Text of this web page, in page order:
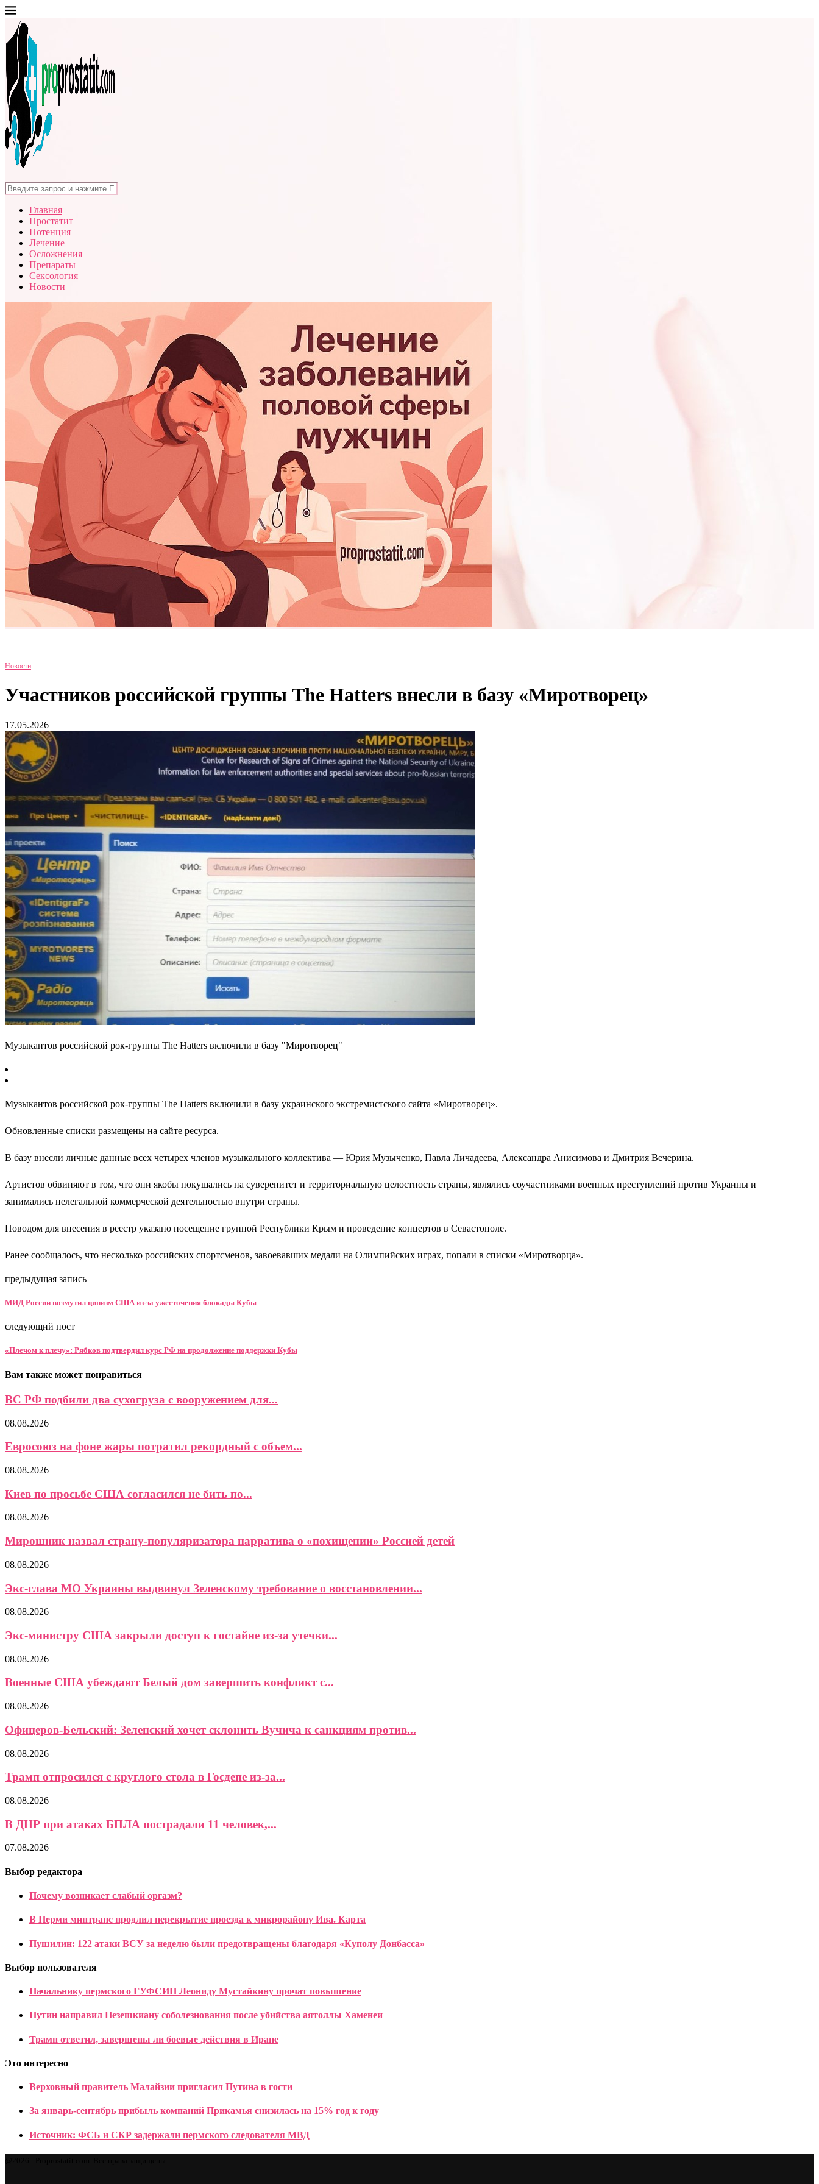
Главная
Простатит
Потенция
Лечение
Осложнения
Препараты
Сексология
Новости
Новости
Участников российской группы The Hatters внесли в базу «Миротворец»
17.05.2026
Музыкантов российской рок-группы The Hatters включили в базу "Миротворец"
Музыкантов российской рок-группы The Hatters включили в базу украинского экстремистского сайта «Миротворец».
Обновленные списки размещены на сайте ресурса.
В базу внесли личные данные всех четырех членов музыкального коллектива — Юрия Музыченко, Павла Личадеева, Александра Анисимова и Дмитрия Вечерина.
Артистов обвиняют в том, что они якобы покушались на суверенитет и территориальную целостность страны, являлись соучастниками военных преступлений против Украины и
занимались нелегальной коммерческой деятельностью внутри страны.
Поводом для внесения в реестр указано посещение группой Республики Крым и проведение концертов в Севастополе.
Ранее сообщалось, что несколько российских спортсменов, завоевавших медали на Олимпийских играх, попали в списки «Миротворца».
предыдущая запись
МИД России возмутил цинизм США из-за ужесточения блокады Кубы
следующий пост
«Плечом к плечу»: Рябков подтвердил курс РФ на продолжение поддержки Кубы
Вам также может понравиться
ВС РФ подбили два сухогруза с вооружением для...
08.08.2026
Евросоюз на фоне жары потратил рекордный с объем...
08.08.2026
Киев по просьбе США согласился не бить по...
08.08.2026
Мирошник назвал страну-популяризатора нарратива о «похищении» Россией детей
08.08.2026
Экс-глава МО Украины выдвинул Зеленскому требование о восстановлении...
08.08.2026
Экс-министру США закрыли доступ к гостайне из-за утечки...
08.08.2026
Военные США убеждают Белый дом завершить конфликт с...
08.08.2026
Офицеров-Бельский: Зеленский хочет склонить Вучича к санкциям против...
08.08.2026
Трамп отпросился с круглого стола в Госдепе из-за...
08.08.2026
В ДНР при атаках БПЛА пострадали 11 человек,...
07.08.2026
Выбор редактора
Почему возникает слабый оргазм?
В Перми минтранс продлил перекрытие проезда к микрорайону Ива. Карта
Пушилин: 122 атаки ВСУ за неделю были предотвращены благодаря «Куполу Донбасса»
Выбор пользователя
Начальнику пермского ГУФСИН Леониду Мустайкину прочат повышение
Путин направил Пезешкиану соболезнования после убийства аятоллы Хаменеи
Трамп ответил, завершены ли боевые действия в Иране
Это интересно
Верховный правитель Малайзии пригласил Путина в гости
За январь-сентябрь прибыль компаний Прикамья снизилась на 15% год к году
Источник: ФСБ и СКР задержали пермского следователя МВД